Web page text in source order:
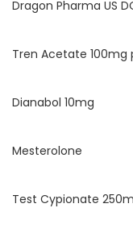
Dragon Pharma US
Tren Acetate 100mg
Dianabol 10mg
Mesterolone
Test Cypionate